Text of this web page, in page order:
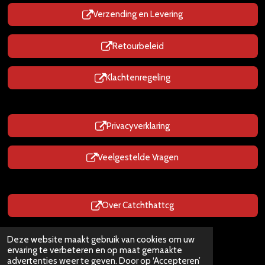
Deze website maakt gebruik van cookies om uw
ervaring te verbeteren en op maat gemaakte
advertenties weer te geven. Door op ‘Accepteren’
Verzending en Levering
Retourbeleid
Klachtenregeling
Privacyverklaring
Veelgestelde Vragen
Over Catchthattcg
© 2025 - 2026 CatchThatTcg.nl
Powered by JouwWeb